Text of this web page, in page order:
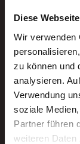
Diese
Wir verwenden
zu können und
analysieren.
Verwendung
soziale
Partner führen
weiteren Daten
Ein